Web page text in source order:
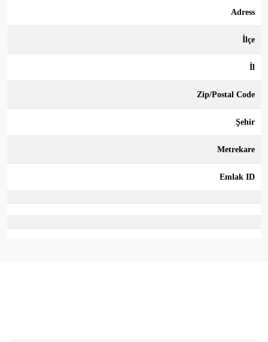
Adress
İlçe
İl
Zip/Postal Code
Şehir
Metrekare
Emlak ID